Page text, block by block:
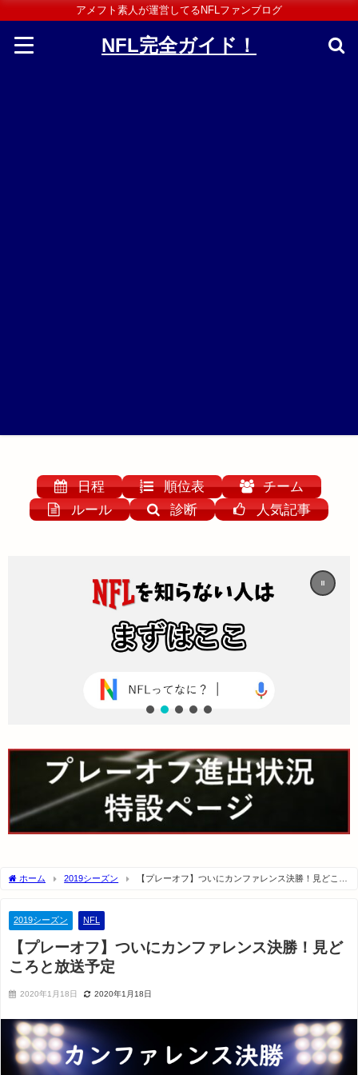
アメフト素人が運営してるNFLファンブログ
NFL完全ガイド！
日程 順位表
チーム
ルール
診断 人気記事
ホーム 2019シーズン
【プレーオフ】ついにカンファレンス決勝！見どころ
2019シーズン NFL
【プレーオフ】ついにカンファレンス決勝！見ど
ころと放送予定
2020年1月18日 2020年1月18日